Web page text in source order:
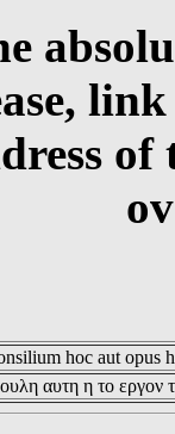
hoc aut opus
αυτη η το εργον